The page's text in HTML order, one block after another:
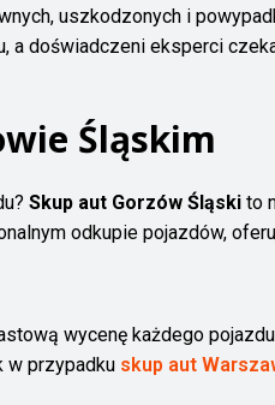
uszkodzonych i
a doświadczeni eksperci
Śląskim
Skup aut Gorzów Śląski to
odkupie pojazdów,
wycenę każdego
w przypadku skup aut